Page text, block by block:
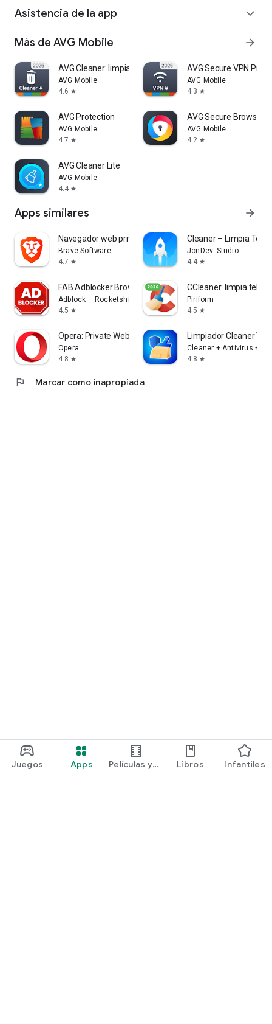
Juegos Apps
Películas y
Libros Infantiles
Asistencia de la app expand_more
Más de AVG Mobile arrow_forward
AVG Cleaner: limpiador
AVG Mobile
4.6 star
AVG Secure VPN
AVG Mobile
4.3 star
AVG Protection
AVG Mobile
4.7 star
AVG Secure Browser
AVG Mobile
4.2 star
AVG Cleaner Lite
AVG Mobile
4.4 star
Apps similares arrow_forward
Navegador web privado Brave
Brave Software
4.7 star
Cleaner – Limpia
JonDev. Studio
4.4 star
FAB Adblocker Browser: Adblock
Adblock – Rocketshield Browser Technology Limited
4.5 star
CCleaner: limpia
Piriform
4.5 star
Opera: Private Web Browser
Opera
4.8 star
Limpiador Cleaner
Cleaner + Antivirus +
4.8 star
flag Marcar como inapropiada